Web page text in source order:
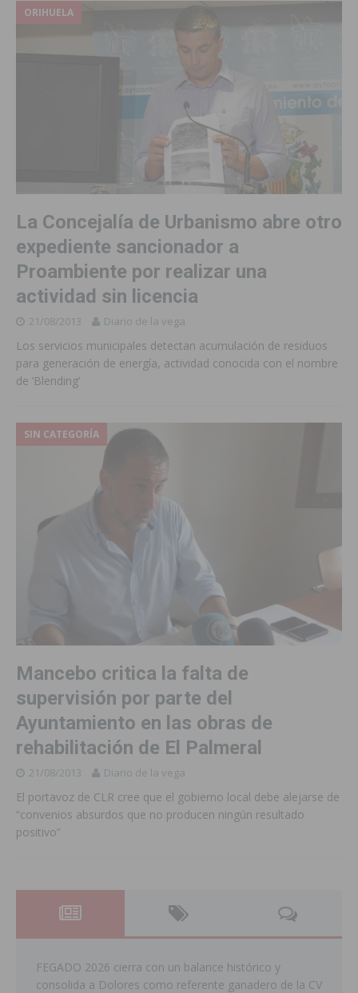
ORIHUELA
La Concejalía de Urbanismo abre otro
expediente sancionador a
Proambiente por realizar una
actividad sin licencia
21/08/2013 Diario de la vega
Los servicios municipales detectan acumulación de residuos
para generación de energía, actividad conocida con el nombre
de ‘Blending’
SIN CATEGORÍA
Mancebo critica la falta de
supervisión por parte del
Ayuntamiento en las obras de
rehabilitación de El Palmeral
21/08/2013 Diario de la vega
El portavoz de CLR cree que el gobierno local debe alejarse de
“convenios absurdos que no producen ningún resultado
positivo”
FEGADO 2026 cierra con un balance histórico y
consolida a Dolores como referente ganadero de la CV